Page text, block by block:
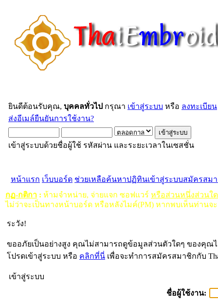
ยินดีต้อนรับคุณ, บุคคลทั่วไป กรุณา เข้าสู่ระบบ หรือ ลงทะเบียน
ส่งอีเมล์ยืนยันการใช้งาน?
เข้าสู่ระบบด้วยชื่อผู้ใช้ รหัสผ่าน และระยะเวลาในเซสชั่น
หน้าแรก เว็บบอร์ด ช่วยเหลือค้นหาปฏิทินเข้าสู่ระบบสมัครสม
กฏ-กติกา : ห้ามจำหน่าย, จ่ายแจก ซอฟแวร์ หรือส่วนหนึ่งส่วนใ
ไม่ว่าจะเป็นทางหน้าบอร์ด หรือหลังไมค์(PM) หากพบเห็นท่านจ
ระวัง!
ขออภัยเป็นอย่างสูง คุณไม่สามารถดูข้อมูลส่วนตัวใดๆ ของคุณ
โปรดเข้าสู่ระบบ หรือ คลิกที่นี่ เพื่อจะทำการสมัครสมาชิกกับ
เข้าสู่ระบบ
ชื่อผู้ใช้งาน: